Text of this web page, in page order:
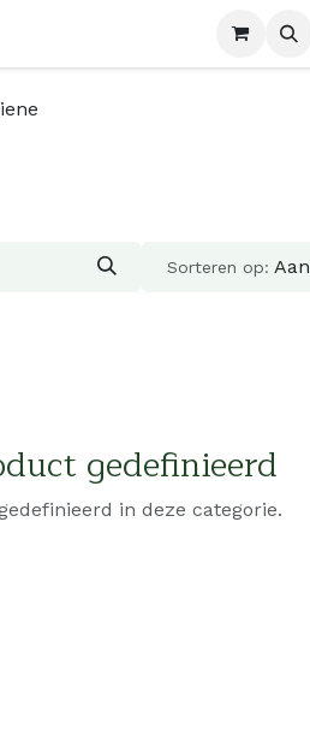
Sorteren op:
gedefinieerd
in deze categorie.